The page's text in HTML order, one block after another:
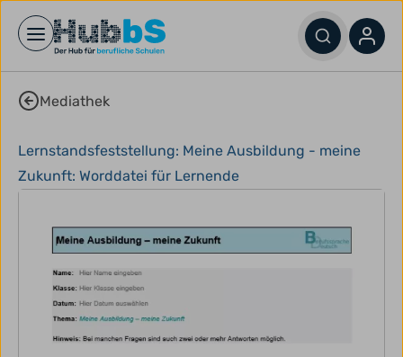
Open main menu
Mediathek
Lernstandsfeststellung: Meine Ausbildung - meine
Zukunft: Worddatei für Lernende